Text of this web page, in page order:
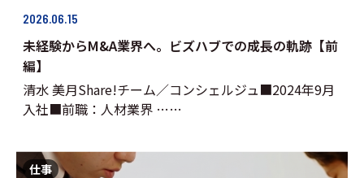
2026.06.15
未経験からM&A業界へ。ビズハブでの成長の軌跡【前
編】
清水 美月Share!チーム／コンシェルジュ■2024年9月
入社■前職：人材業界 ……
仕事